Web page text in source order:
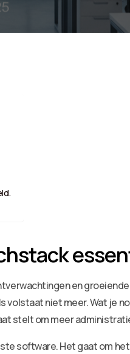
en
volstaat niet meer. Wat je
stelt om meer
software. Het gaat om